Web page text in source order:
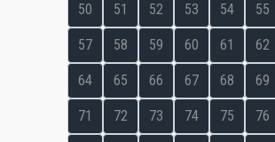
50 51 52 53 54 55
57 58 59 60 61 62
64 65 66 67 68 69
71 72 73 74 75 76